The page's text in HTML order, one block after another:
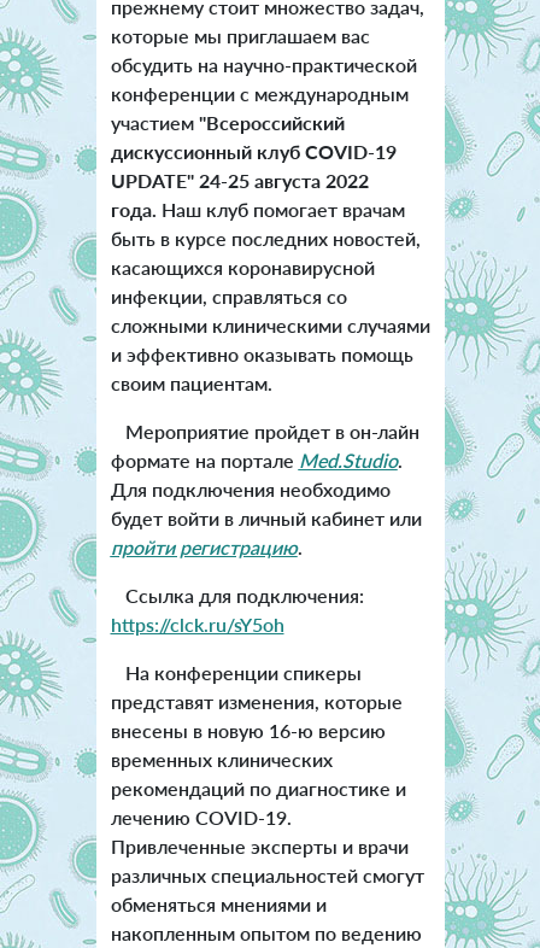
прежнему стоит множество задач,
которые мы приглашаем вас
обсудить на научно-практической
конференции с международным
участием "Всероссийский
дискуссионный клуб COVID-19
UPDATE" 24-25 августа 2022
года. Наш клуб помогает врачам
быть в курсе последних новостей,
касающихся коронавирусной
инфекции, справляться со
сложными клиническими случаями
и эффективно оказывать помощь
своим пациентам.
Мероприятие пройдет в он-лайн
формате на портале Med.Studio.
Для подключения необходимо
будет войти в личный кабинет или
пройти регистрацию.
Ссылка для подключения:
https://clck.ru/sY5oh
На конференции спикеры
представят изменения, которые
внесены в новую 16-ю версию
временных клинических
рекомендаций по диагностике и
лечению COVID-19.
Привлеченные эксперты и врачи
различных специальностей смогут
обменяться мнениями и
накопленным опытом по ведению